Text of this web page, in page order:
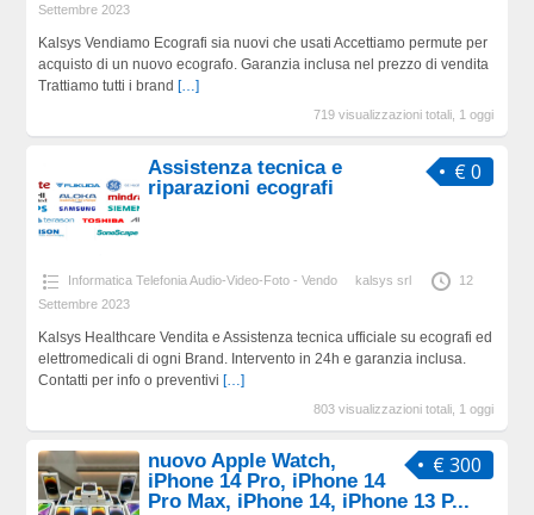
Settembre 2023
Kalsys Vendiamo Ecografi sia nuovi che usati Accettiamo permute per
acquisto di un nuovo ecografo. Garanzia inclusa nel prezzo di vendita
Trattiamo tutti i brand […]
719 visualizzazioni totali, 1 oggi
€ 0
Assistenza tecnica e
riparazioni ecografi
Informatica Telefonia Audio-Video-Foto - Vendo kalsys srl
12
Settembre 2023
Kalsys Healthcare Vendita e Assistenza tecnica ufficiale su ecografi ed
elettromedicali di ogni Brand. Intervento in 24h e garanzia inclusa.
Contatti per info o preventivi […]
803 visualizzazioni totali, 1 oggi
€ 300
nuovo Apple Watch,
iPhone 14 Pro, iPhone 14
Pro Max, iPhone 14, iPhone 13 P...